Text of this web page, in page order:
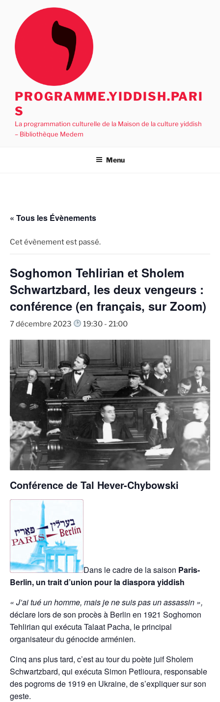
contenu
principal
PROGRAMME.YIDDISH.PARI
S
La programmation culturelle de la Maison de la culture yiddish
– Bibliothèque Medem
Menu
« Tous les Évènements
Cet évènement est passé.
Soghomon Tehlirian et Sholem
Schwartzbard, les deux vengeurs :
conférence (en français, sur Zoom)
7 décembre 2023 19:30 - 21:00
Conférence de Tal Hever-Chybowski
Dans le cadre de la saison Paris-
Berlin, un trait d’union pour la diaspora yiddish
« J’ai tué un homme, mais je ne suis pas un assassin »,
déclare lors de son procès à Berlin en 1921 Soghomon
Tehlirian qui exécuta Talaat Pacha, le principal
organisateur du génocide arménien.
Cinq ans plus tard, c’est au tour du poète juif Sholem
Schwartzbard, qui exécuta Simon Petlioura, responsable
des pogroms de 1919 en Ukraine, de s’expliquer sur son
geste.